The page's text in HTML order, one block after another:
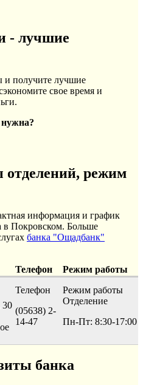
- лучшие
и получите лучшие
свое время и
отделений, режим
информация и график
в Покровском. Больше
банка "Ощадбанк"
Телефон
Режим работы
30
Телефон
(05638) 2-
14-47
Режим работы
Отделение
Пн-Пт: 8:30-17:00
банка